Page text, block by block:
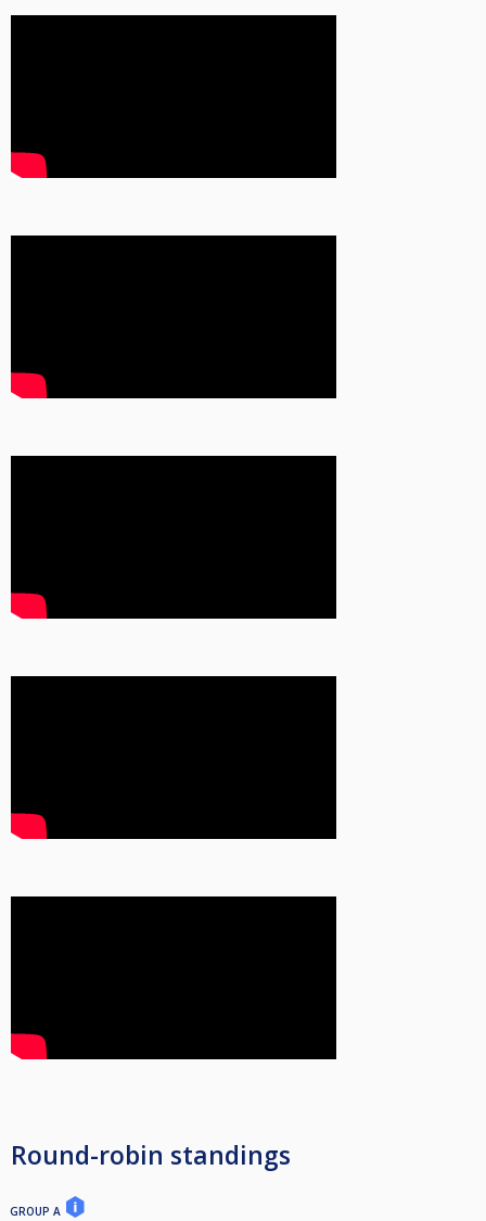
Round-robin standings
GROUP A